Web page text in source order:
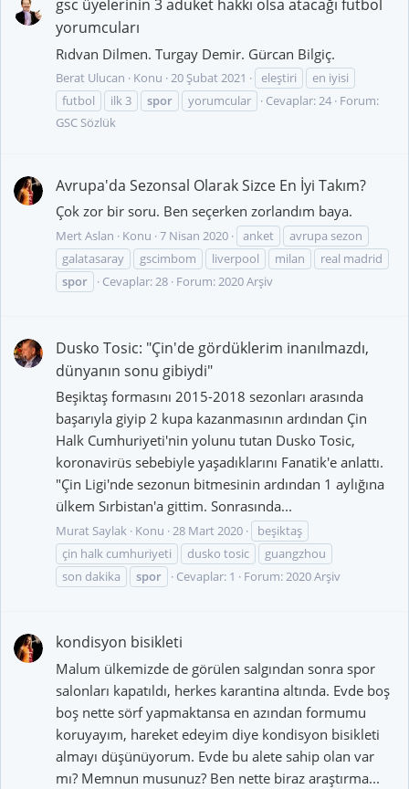
gsc üyelerinin 3 aduket hakkı olsa atacağı futbol
yorumcuları
Rıdvan Dilmen. Turgay Demir. Gürcan Bilgiç.
Berat Ulucan Konu 20 Şubat 2021 eleştiri
en iyisi
futbol
ilk 3 spor yorumcular Cevaplar: 24 Forum:
GSC Sözlük
Avrupa'da Sezonsal Olarak Sizce En İyi Takım?
Çok zor bir soru. Ben seçerken zorlandım baya.
Mert Aslan Konu 7 Nisan 2020 anket
avrupa sezon
galatasaray
gscimbom liverpool milan
real madrid
spor
Cevaplar: 28 Forum:2020 Arşiv
Dusko Tosic: "Çin'de gördüklerim inanılmazdı,
dünyanın sonu gibiydi"
Beşiktaş formasını 2015-2018 sezonları arasında
başarıyla giyip 2 kupa kazanmasının ardından Çin
Halk Cumhuriyeti'nin yolunu tutan Dusko Tosic,
koronavirüs sebebiyle yaşadıklarını Fanatik'e anlattı.
"Çin Ligi'nde sezonun bitmesinin ardından 1 aylığına
ülkem Sırbistan'a gittim. Sonrasında...
Murat Saylak Konu 28 Mart 2020
beşiktaş
çin halk cumhuriyeti
dusko tosic
guangzhou
son dakika
spor Cevaplar: 1 Forum:2020 Arşiv
kondisyon bisikleti
Malum ülkemizde de görülen salgından sonra spor
salonları kapatıldı, herkes karantina altında. Evde boş
boş nette sörf yapmaktansa en azından formumu
koruyayım, hareket edeyim diye kondisyon bisikleti
almayı düşünüyorum. Evde bu alete sahip olan var
mı? Memnun musunuz? Ben nette biraz araştırma...